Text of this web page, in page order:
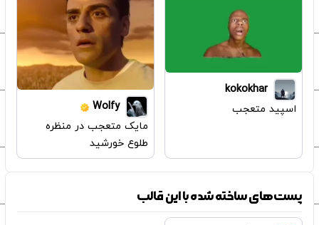
kokokhar
اسپید متعجب
Wolfy
مایک متعجب در منظره
طلوع خورشید
پست‌های ساخته شده با این قالب